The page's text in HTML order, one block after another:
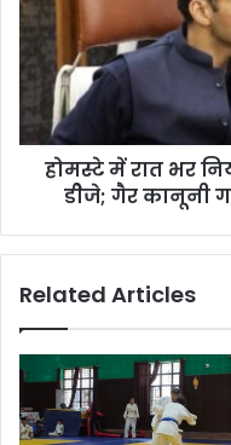
भर
विस्द्ध
संचालन
व
लाउड
के
रहे
होमस्टे में रात भर
डीेजे; गैर कानूनी
Related Articles